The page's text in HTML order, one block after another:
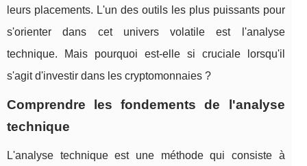
leurs placements. L'un des outils les plus puissants pour
s'orienter dans cet univers volatile est l'analyse
technique. Mais pourquoi est-elle si cruciale lorsqu'il
s'agit d'investir dans les cryptomonnaies ?
Comprendre les fondements de l'analyse
technique
L'analyse technique est une méthode qui consiste à